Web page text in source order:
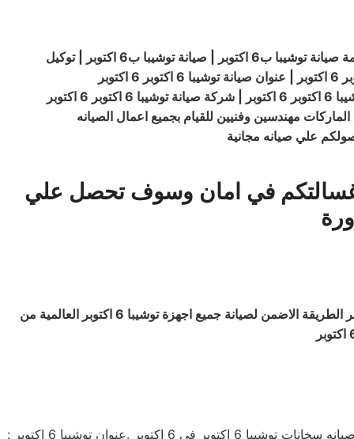
صيانة توشيبا ب6 اكتوبر | عنوان صيانة توشيبا ب6 اكتوبر | عنوان صيانة توشيبا ب6 اكتوبر | عنوان صيانة توشيبا ب6 اكتوبر | خدمة صيانة توشيبا ب6 اكتوبر | صيانة توشيبا ب6 اكتوبر | توكيل
غسالتكم في امان وسوف تحصل علي
6 اكتوبر | صيانة توشيبا 6 اكتوبر | توكيل توشيبا 6 اكتوبر | عنوان صيانة توشيبا 6 اكتوبر الطريقة الاضمن لصيانة جميع اجهزة توشيبا 6 اكتوبر العالمية من
بلاغات عنوان توشيبا 6 اكتوبر | افضل عنوان اصلاح ثلاجه | خدمة متميزة | توكيل صيانه ثلاجه توشيبا ب6 اكتوبر | عنوان عنوان شركة صيانه سخانات توشيبا 6 اكتوبر فى 6 اكتوبر .عنوان توشيبا 6 اكتوبر :